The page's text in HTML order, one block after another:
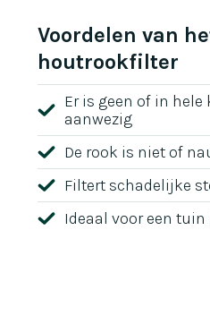
Voordelen van
houtrookfilter
Er is geen of in
aanwezig
De rook is niet of
Filtert schadelijke
Ideaal voor een